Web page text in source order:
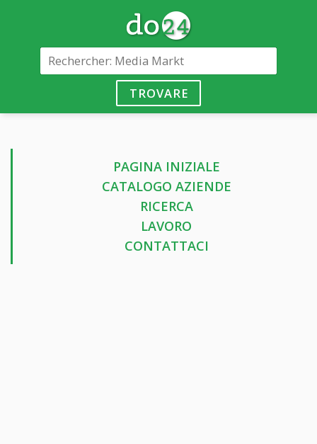
TROVARE
PAGINA INIZIALE
CATALOGO AZIENDE
RICERCA
LAVORO
CONTATTACI